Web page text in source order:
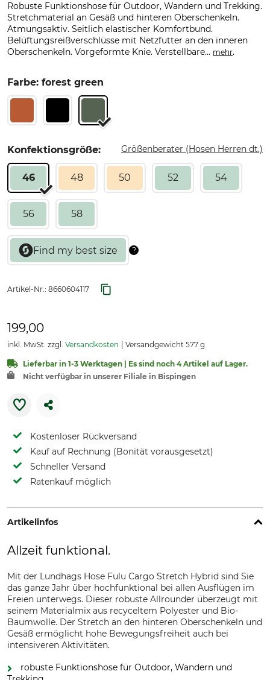
Robuste Funktionshose für Outdoor, Wandern und Trekking.
Stretchmaterial an Gesäß und hinteren Oberschenkeln.
Atmungsaktiv. Seitlich elastischer Komfortbund.
Belüftungsreißverschlüsse mit Netzfutter an den inneren
Oberschenkeln. Vorgeformte Knie. Verstellbare... mehr.
Farbe: forest green
Konfektionsgröße: Größenberater (Hosen Herren dt.)
46 48 50 52 54
56 58
Artikel-Nr.: 8660604117
199,00
inkl. MwSt. zzgl. Versandkosten Versandgewicht 577 g
Lieferbar in 1-3 Werktagen | Es sind noch 4 Artikel auf Lager.
Nicht verfügbar in unserer Filiale in Bispingen
Kostenloser Rückversand
Kauf auf Rechnung (Bonität vorausgesetzt)
Schneller Versand
Ratenkauf möglich
Artikelinfos
Allzeit funktional.
Mit der Lundhags Hose Fulu Cargo Stretch Hybrid sind Sie
das ganze Jahr über hochfunktional bei allen Ausflügen im
Freien unterwegs. Dieser robuste Allrounder überzeugt mit
seinem Materialmix aus recyceltem Polyester und Bio-
Baumwolle. Der Stretch an den hinteren Oberschenkeln und
Gesäß ermöglicht hohe Bewegungsfreiheit auch bei
intensiveren Aktivitäten.
robuste Funktionshose für Outdoor, Wandern und